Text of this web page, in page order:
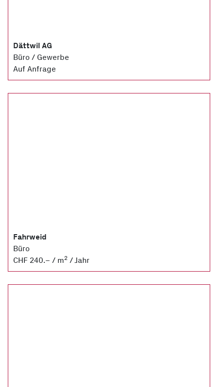
Dättwil AG
Büro / Gewerbe
Auf Anfrage
Fahrweid
Büro
CHF 240.– / m2 / Jahr